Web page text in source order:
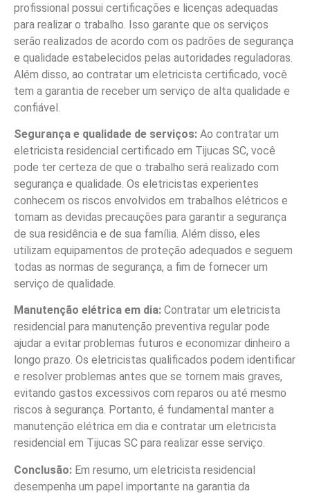
profissional possui certificações e licenças adequadas
para realizar o trabalho. Isso garante que os serviços
serão realizados de acordo com os padrões de segurança
e qualidade estabelecidos pelas autoridades reguladoras.
Além disso, ao contratar um eletricista certificado, você
tem a garantia de receber um serviço de alta qualidade e
confiável.
Segurança e qualidade de serviços: Ao contratar um
eletricista residencial certificado em Tijucas SC, você
pode ter certeza de que o trabalho será realizado com
segurança e qualidade. Os eletricistas experientes
conhecem os riscos envolvidos em trabalhos elétricos e
tomam as devidas precauções para garantir a segurança
de sua residência e de sua família. Além disso, eles
utilizam equipamentos de proteção adequados e seguem
todas as normas de segurança, a fim de fornecer um
serviço de qualidade.
Manutenção elétrica em dia: Contratar um eletricista
residencial para manutenção preventiva regular pode
ajudar a evitar problemas futuros e economizar dinheiro a
longo prazo. Os eletricistas qualificados podem identificar
e resolver problemas antes que se tornem mais graves,
evitando gastos excessivos com reparos ou até mesmo
riscos à segurança. Portanto, é fundamental manter a
manutenção elétrica em dia e contratar um eletricista
residencial em Tijucas SC para realizar esse serviço.
Conclusão: Em resumo, um eletricista residencial
desempenha um papel importante na garantia da